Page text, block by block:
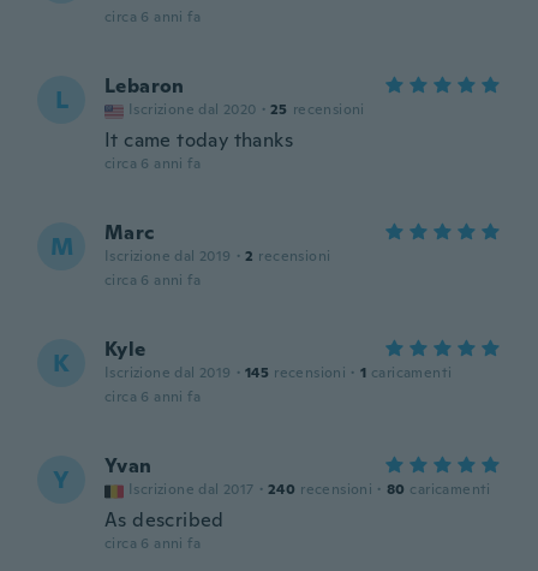
circa 6 anni fa
L Lebaron
Iscrizione dal 2020 · 25 recensioni
It came today thanks
circa 6 anni fa
M Marc
Iscrizione dal 2019 · 2 recensioni
circa 6 anni fa
K Kyle
Iscrizione dal 2019 · 145 recensioni · 1 caricamenti
circa 6 anni fa
Y Yvan
Iscrizione dal 2017 · 240 recensioni · 80 caricamenti
As described
circa 6 anni fa